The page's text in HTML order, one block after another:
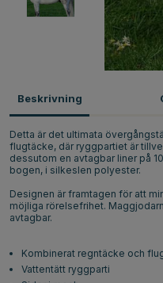
Beskrivning
Detta är det ultimata
flugtäcke, där ryggpartiet är
dessutom en avtagbar liner på
bogen, i silkeslen polyester.
Designen är framtagen för att
möjliga rörelsefrihet.
avtagbar.
Kombinerat regntäcke och
Vattentätt ryggparti